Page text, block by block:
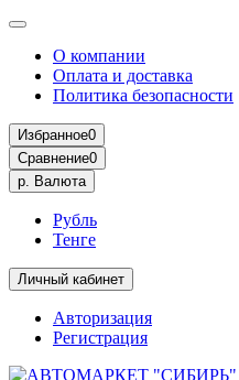
О компании
Оплата и доставка
Политика безопасности
Избранное0
Сравнение0
р. Валюта
Рубль
Тенге
Личный кабинет
Авторизация
Регистрация